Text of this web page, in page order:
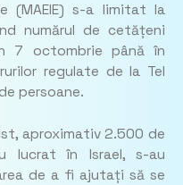
(MAEIE) s-a limitat la
numărul de cetățeni
7 octombrie până în
regulate de la Tel
persoane.
aproximativ 2.500 de
lucrat în Israel, s-au
de a fi ajutați să se